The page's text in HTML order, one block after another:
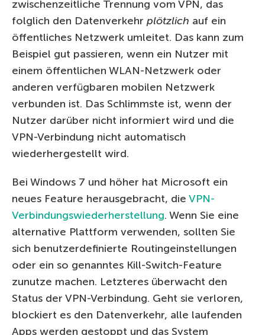
zwischenzeitliche Trennung vom VPN, das
folglich den Datenverkehr plötzlich auf ein
öffentliches Netzwerk umleitet. Das kann zum
Beispiel gut passieren, wenn ein Nutzer mit
einem öffentlichen WLAN-Netzwerk oder
anderen verfügbaren mobilen Netzwerk
verbunden ist. Das Schlimmste ist, wenn der
Nutzer darüber nicht informiert wird und die
VPN-Verbindung nicht automatisch
wiederhergestellt wird.
Bei Windows 7 und höher hat Microsoft ein
neues Feature herausgebracht, die VPN-
Verbindungswiederherstellung. Wenn Sie eine
alternative Plattform verwenden, sollten Sie
sich benutzerdefinierte Routingeinstellungen
oder ein so genanntes Kill-Switch-Feature
zunutze machen. Letzteres überwacht den
Status der VPN-Verbindung. Geht sie verloren,
blockiert es den Datenverkehr, alle laufenden
Apps werden gestoppt und das System